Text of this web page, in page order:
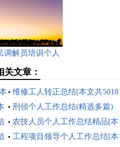
调解员培训个人
关文章：
维修工人转正总结[本文共5018
字]刑侦个人工作总结(精选多篇)
[本文共9991字]
农技人员个人工作总结精品[本
文共5542字]
工程项目领导个人工作总结[本